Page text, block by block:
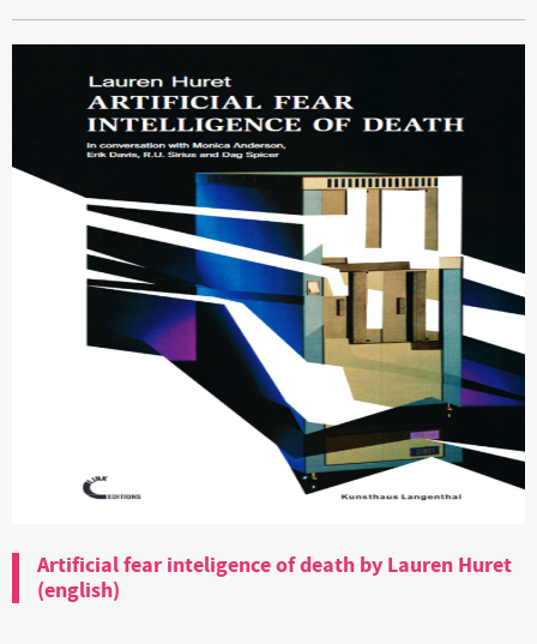
Artificial fear inteligence of death by Lauren Huret
(english)